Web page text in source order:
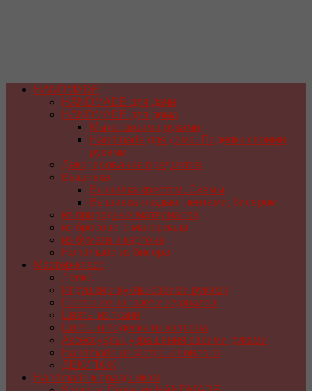
HANDMADE
HANDMADE для дачи
HANDMADE для дома
Мыло своими руками
Handmade для дома. Поделки своими
руками
Декорирование предметов
Вышивка
Вышивка крестом. Схемы
Вышивка гладью, лентами, бисером
из природных материалов
из бросового материала
из бумаги и картона
Handmade из бисера
Мастер-класс
Лепка
Игрушки и куклы своими руками
Плетение из газет и журналов
Цветы из ткани
Цветы и поделки из капрона
Аксессуары, украшения своими руками
Handmade из фетра и войлока
ДЕКУПАЖ
Handmade к праздникам